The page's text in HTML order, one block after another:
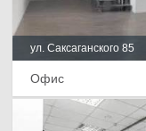
ул. Саксаганского 85
Офис